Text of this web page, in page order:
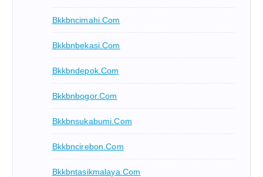
Bkkbncimahi.com
Bkkbnbekasi.com
Bkkbndepok.com
Bkkbnbogor.com
Bkkbnsukabumi.com
Bkkbncirebon.com
Bkkbntasikmalaya.com